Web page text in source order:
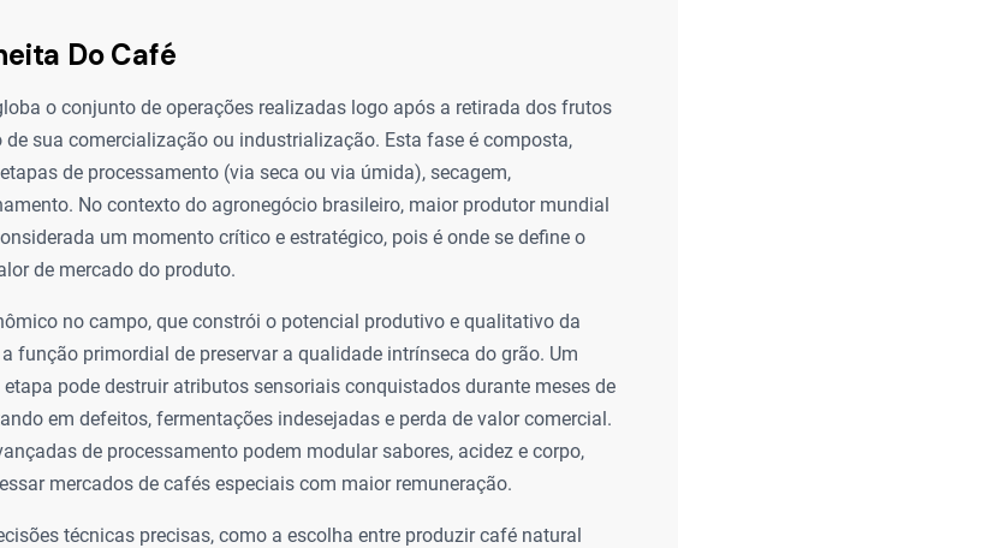
Do Café
o conjunto de operações realizadas logo após a retirada dos frutos
sua comercialização ou industrialização. Esta fase é composta,
de processamento (via seca ou via úmida), secagem,
No contexto do agronegócio brasileiro, maior produtor mundial
um momento crítico e estratégico, pois é onde se define o
de mercado do produto.
no campo, que constrói o potencial produtivo e qualitativo da
função primordial de preservar a qualidade intrínseca do grão. Um
pode destruir atributos sensoriais conquistados durante meses de
em defeitos, fermentações indesejadas e perda de valor comercial.
de processamento podem modular sabores, acidez e corpo,
mercados de cafés especiais com maior remuneração.
técnicas precisas, como a escolha entre produzir café natural